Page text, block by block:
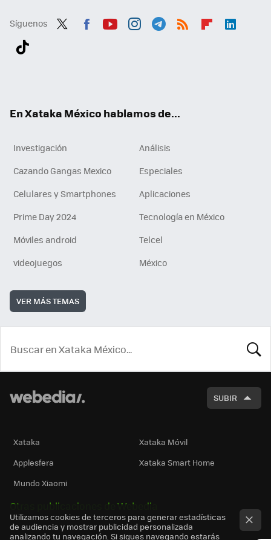
Síguenos
En Xataka México hablamos de...
Investigación
Análisis
Cazando Gangas Mexico
Especiales
Celulares y Smartphones
Aplicaciones
Prime Day 2024
Tecnología en México
Móviles android
Telcel
videojuegos
México
VER MÁS TEMAS
SUBIR
Xataka
Xataka Móvil
Applesfera
Xataka Smart Home
Mundo Xiaomi
Otras publicaciones de Webedia
Utilizamos cookies de terceros para generar estadísticas
de audiencia y mostrar publicidad personalizada
analizando tu navegación. Si sigues navegando estarás